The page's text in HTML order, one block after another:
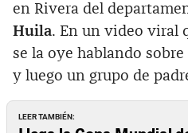
en Rivera del
Huila. En un video viral
se la oye hablando
y luego un grupo de
LEER TAMBIÉN: